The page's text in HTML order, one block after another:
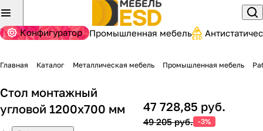
Конфигуратор Промышленная мебель
Главная Каталог Металлическая мебель Промышленная мебель
Стол монтажный
угловой 1200х700 мм
47 728,85 руб.
49 205 руб. -3%